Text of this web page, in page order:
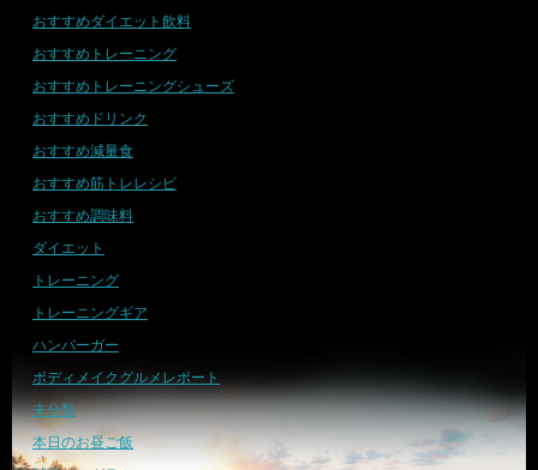
おすすめダイエット飲料
おすすめトレーニング
おすすめトレーニングシューズ
おすすめドリンク
おすすめ減量食
おすすめ筋トレレシピ
おすすめ調味料
ダイエット
トレーニング
トレーニングギア
ハンバーガー
ボディメイクグルメレポート
未分類
本日のお昼ご飯